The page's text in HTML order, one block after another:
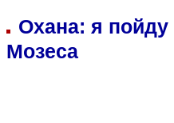
Охана: я пойду
Мозеса